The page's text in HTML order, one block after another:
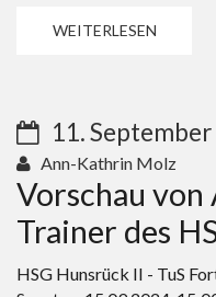
WEITERLESEN
11.
Ann-Kathrin Molz
Vorschau von
Trainer des
HSG Hunsrück II - TuS